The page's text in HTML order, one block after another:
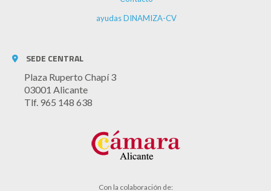
ayudas DINAMIZA-CV
SEDE CENTRAL
Plaza Ruperto Chapí 3
03001 Alicante
Tlf. 965 148 638
Con la colaboración de: